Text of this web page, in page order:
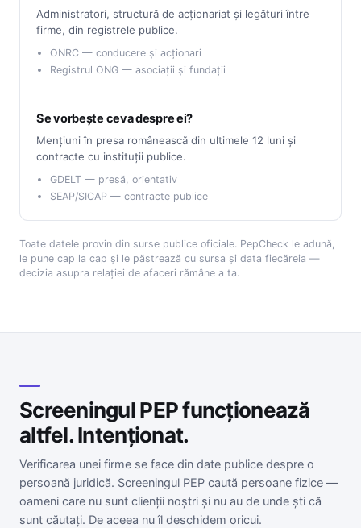
Administratori, structură de acționariat și legături între
firme, din registrele publice.
ONRC — conducere și acționari
Registrul ONG — asociații și fundații
Se vorbește ceva despre ei?
Mențiuni în presa românească din ultimele 12 luni și
contracte cu instituții publice.
GDELT — presă, orientativ
SEAP/SICAP — contracte publice
Toate datele provin din surse publice oficiale. PepCheck le adună,
le pune cap la cap și le păstrează cu sursa și data fiecăreia —
decizia asupra relației de afaceri rămâne a ta.
Screeningul PEP funcționează
altfel. Intenționat.
Verificarea unei firme se face din date publice despre o
persoană juridică. Screeningul PEP caută persoane fizice —
oameni care nu sunt clienții noștri și nu au de unde ști că
sunt căutați. De aceea nu îl deschidem oricui.